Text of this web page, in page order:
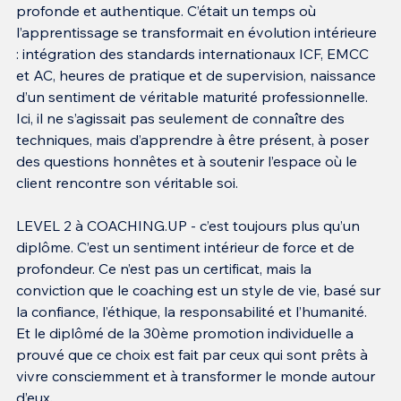
profonde et authentique. C’était un temps où
l’apprentissage se transformait en évolution intérieure
: intégration des standards internationaux ICF, EMCC
et AC, heures de pratique et de supervision, naissance
d’un sentiment de véritable maturité professionnelle.
Ici, il ne s’agissait pas seulement de connaître des
techniques, mais d’apprendre à être présent, à poser
des questions honnêtes et à soutenir l’espace où le
client rencontre son véritable soi.
LEVEL 2 à COACHING.UP - c’est toujours plus qu’un
diplôme. C’est un sentiment intérieur de force et de
profondeur. Ce n’est pas un certificat, mais la
conviction que le coaching est un style de vie, basé sur
la confiance, l’éthique, la responsabilité et l’humanité.
Et le diplômé de la 30ème promotion individuelle a
prouvé que ce choix est fait par ceux qui sont prêts à
vivre consciemment et à transformer le monde autour